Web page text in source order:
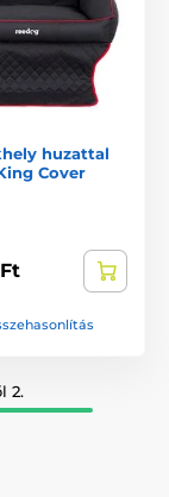
huzattal
Cover
2.